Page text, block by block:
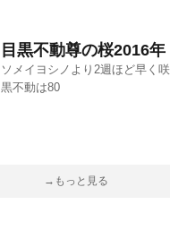
目黒不動尊の桜2016年
ソメイヨシノより2週ほど早く
黒不動は80
→もっと見る